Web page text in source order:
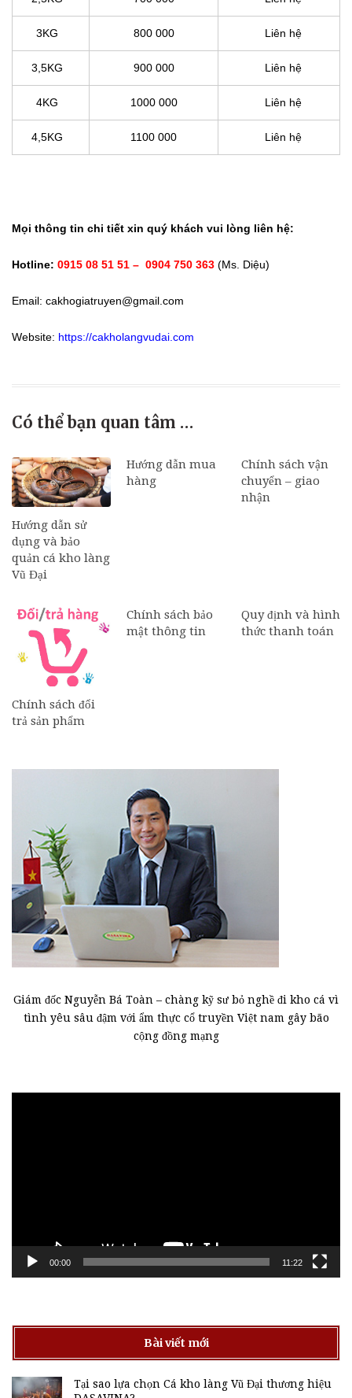
3KG 800 000 Liên hệ
3,5KG 900 000 Liên hệ
4KG 1000 000 Liên hệ
4,5KG 1100 000 Liên hệ
Mọi thông tin chi tiết xin quý khách vui lòng liên hệ:
Hotline: 0915 08 51 51 – 0904 750 363 (Ms. Diệu)
Email: cakhogiatruyen@gmail.com
Website: https://cakholangvudai.com
Có thể bạn quan tâm …
Hướng dẫn sử
dụng và bảo
quản cá kho làng
Vũ Đại
Hướng dẫn mua
hàng
Chính sách vận
chuyển – giao
nhận
Chính sách đổi
trả sản phẩm
Chính sách bảo
mật thông tin
Quy định và hình
thức thanh toán
Giám đốc Nguyễn Bá Toàn – chàng kỹ sư bỏ nghề đi kho cá vì
tình yêu sâu đậm với ẩm thực cổ truyền Việt nam gây bão
cộng đồng mạng
00:00 11:22
Bài viết mới
Tại sao lựa chọn Cá kho làng Vũ Đại thương hiệu